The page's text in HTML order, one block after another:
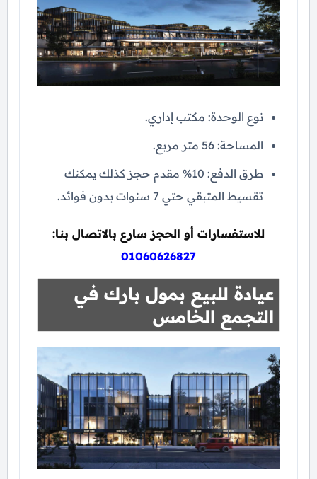
نوع الوحدة: مكتب إداري.
المساحة: 56 متر مربع.
طرق الدفع: 10% مقدم حجز كذلك يمكنك
تقسيط المتبقي حتي 7 سنوات بدون فوائد.
للاستفسارات أو الحجز سارع بالاتصال بنا:
01060626827
عيادة للبيع بمول بارك في
التجمع الخامس